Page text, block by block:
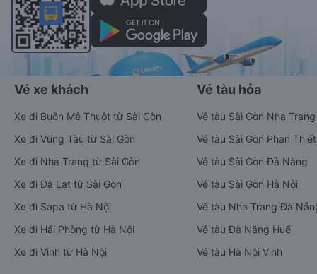
Vé xe khách
Xe đi Buôn Mê Thuột từ Sài Gòn
Xe đi Vũng Tàu từ Sài Gòn
Xe đi Nha Trang từ Sài Gòn
Xe đi Đà Lạt từ Sài Gòn
Xe đi Sapa từ Hà Nội
Xe đi Hải Phòng từ Hà Nội
Xe đi Vinh từ Hà Nội
Vé tàu hỏa
Vé tàu Sài Gòn Nha Trang
Vé tàu Sài Gòn Phan Thiết
Vé tàu Sài Gòn Đà Nẵng
Vé tàu Sài Gòn Hà Nội
Vé tàu Nha Trang Đà
Vé tàu Đà Nẵng Huế
Vé tàu Hà Nội Vinh